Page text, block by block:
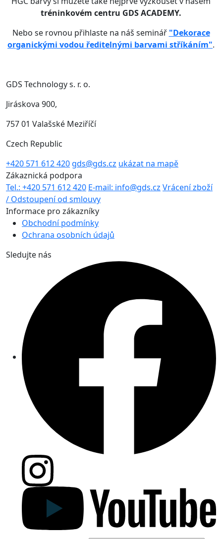
tréninkovém centru GDS ACADEMY.
Nebo se rovnou přihlaste na náš seminář "Dekorace
organickými vodou ředitelnými barvami stříkáním".
GDS Technology s. r. o.
Jiráskova 900,
757 01 Valašské Meziříčí
Czech Republic
+420 571 612 420 gds@gds.cz ukázat na mapě
Zákaznická podpora
Tel.: +420 571 612 420 E-mail: info@gds.cz Vrácení zboží
/ Odstoupení od smlouvy
Informace pro zákazníky
Obchodní podmínky
Ochrana osobních údajů
Sledujte nás